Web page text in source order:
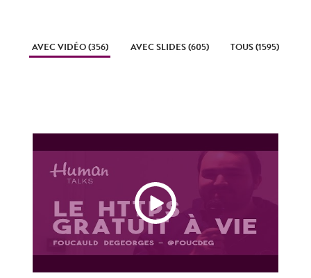
AVEC VIDÉO (356) AVEC SLIDES (605) TOUS (1595)